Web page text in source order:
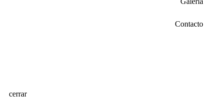
Contacto
cerrar